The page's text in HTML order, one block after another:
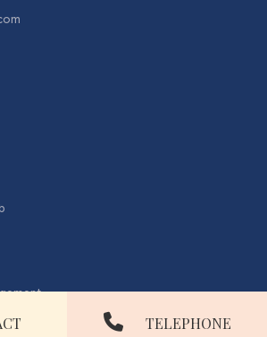
powered by Calendly
TELEPHONE
générales